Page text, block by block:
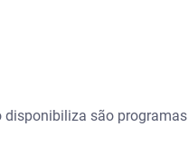
disponibiliza são programas